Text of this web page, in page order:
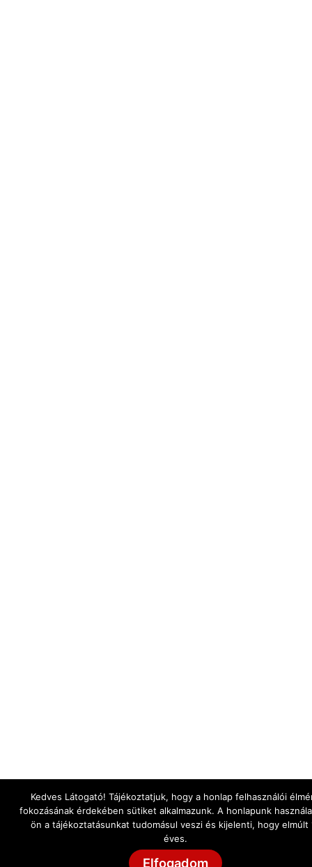
Kedves Látogató! Tájékoztatjuk, hogy a honlap felhasználói
fokozásának érdekében sütiket alkalmazunk. A honlapunk
ön a tájékoztatásunkat tudomásul veszi és kijelenti, hogy elmúlt
éves.
Elfogadom